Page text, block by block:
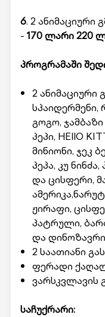
6. 2 ანიმაციური
- 170 ლარი 220
პროგრამაში
2 ანიმაციური
სპაიდერმენი,
გოგო,
პეპი, HEllO
მინიონი, ჯეკ
პეპა, კუ
და ცისფერი,
ჟირაფი,
პატრული,
და
2 საათიანი
ფერადი
ვარსკვლავის
საჩუქრარი: